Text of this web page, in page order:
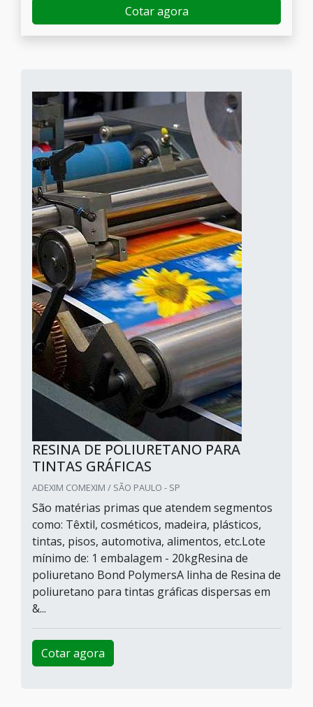
Cotar agora
RESINA DE POLIURETANO PARA
TINTAS GRÁFICAS
ADEXIM COMEXIM / SÃO PAULO - SP
São matérias primas que atendem segmentos
como: Têxtil, cosméticos, madeira, plásticos,
tintas, pisos, automotiva, alimentos, etc.Lote
mínimo de: 1 embalagem - 20kgResina de
poliuretano Bond PolymersA linha de Resina de
poliuretano para tintas gráficas dispersas em
&...
Cotar agora